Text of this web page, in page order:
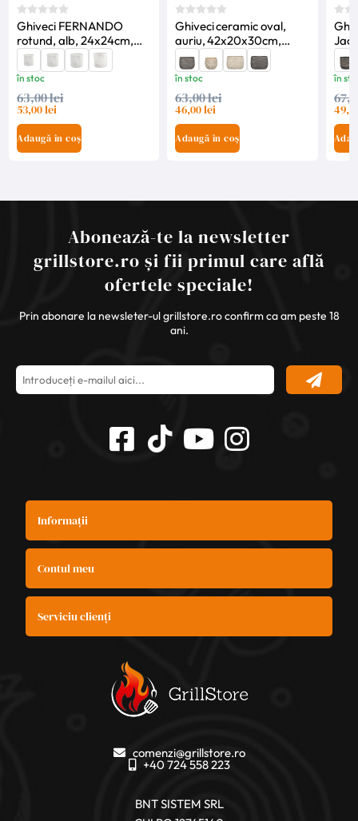
Ghiveci FERNANDO
rotund, alb, 24x24cm,
Edelman
în stoc
63,00 lei
53,00 lei
Adaugă în coș
Ghiveci ceramic oval,
auriu, 42x20x30cm,
Hendrick, Mica
Decorations
în stoc
63,00 lei
46,00 lei
Adaugă în coș
în
Abonează-te la newsletter
grillstore.ro și fii primul care află
ofertele speciale!
Prin abonare la newsleter-ul grillstore.ro confirm ca am peste 18
ani.
Informații
Contul meu
Serviciu clienți
comenzi@grillstore.ro
+40 724 558 223
BNT SISTEM SRL